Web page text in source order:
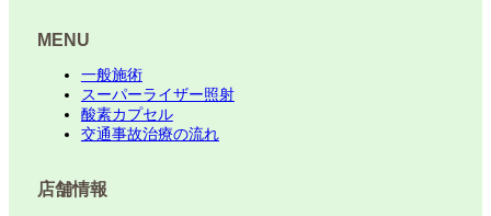
MENU
一般施術
スーパーライザー照射
酸素カプセル
交通事故治療の流れ
店舗情報